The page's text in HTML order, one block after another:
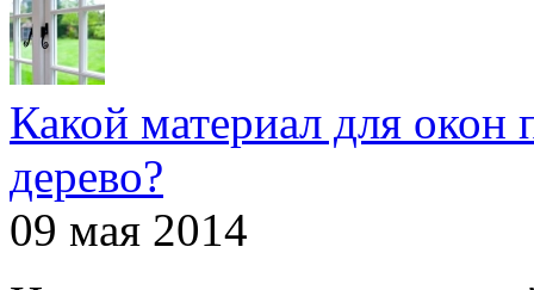
Какой материал для окон
дерево?
09 мая 2014